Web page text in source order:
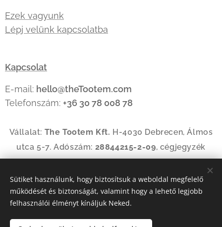
Ezek vagyunk
Lépj velünk kapcsolatba
Kapcsolat
E-mail: hello@theTootem.com
Telefonszám: +36 30 78 008 78
Vállalat: The Tootem Kft. H-4030 Debrecen, Álmos
utca 5-7. Adószám: 28844215-2-09, cégjegyzék
szám:09-09-035144
Az oldalt aWebnodeműködteti Sütik
Sütiket használunk, hogy biztosítsuk a weboldal megfelelő
működését és biztonságát, valamint hogy a lehető legjobb
felhasználói élményt kínáljuk Neked.